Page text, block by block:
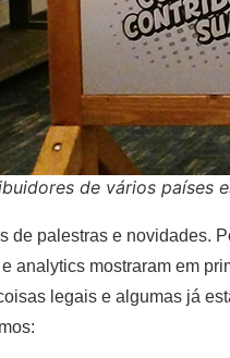
de vários países
de palestras e novidades.
analytics mostraram em
legais e algumas já